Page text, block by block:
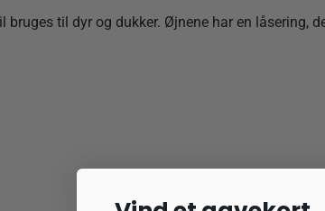
bruges til dyr og dukker. Øjnene har en